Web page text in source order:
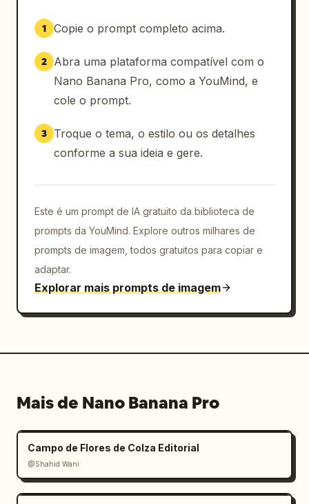
1 Copie o prompt completo acima.
2
Abra uma plataforma compatível com o
Nano Banana Pro, como a YouMind, e
cole o prompt.
3
Troque o tema, o estilo ou os detalhes
conforme a sua ideia e gere.
Este é um prompt de IA gratuito da biblioteca de
prompts da YouMind. Explore outros milhares de
prompts de imagem, todos gratuitos para copiar e
adaptar.
Explorar mais prompts de imagem
Mais de Nano Banana Pro
Campo de Flores de Colza Editorial
@Shahid Wani